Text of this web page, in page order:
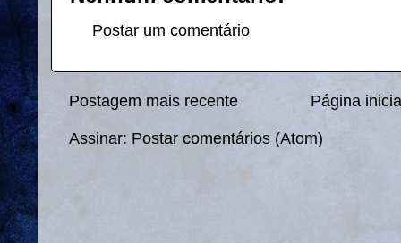
Postar um comentário
Postagem mais recente Página
Assinar: Postar comentários (Atom)